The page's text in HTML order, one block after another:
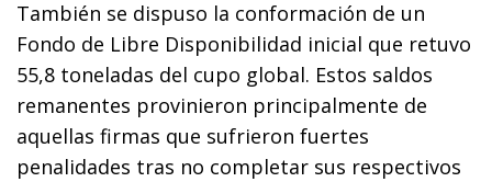
También se dispuso la conformación de un
Fondo de Libre Disponibilidad inicial que retuvo
55,8 toneladas del cupo global. Estos saldos
remanentes provinieron principalmente de
aquellas firmas que sufrieron fuertes
penalidades tras no completar sus respectivos